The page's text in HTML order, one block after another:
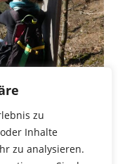
zu
Inhalte
zu analysieren.
dem Bad